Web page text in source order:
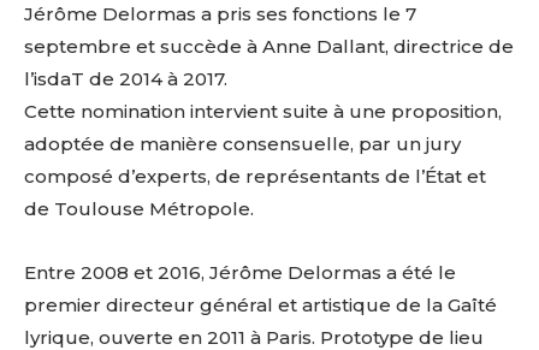
Jérôme Delormas a pris ses fonctions le 7
septembre et succède à Anne Dallant, directrice de
l’isdaT de 2014 à 2017.
Cette nomination intervient suite à une proposition,
adoptée de manière consensuelle, par un jury
composé d’experts, de représentants de l’État et
de Toulouse Métropole.
Entre 2008 et 2016, Jérôme Delormas a été le
premier directeur général et artistique de la Gaîté
lyrique, ouverte en 2011 à Paris. Prototype de lieu